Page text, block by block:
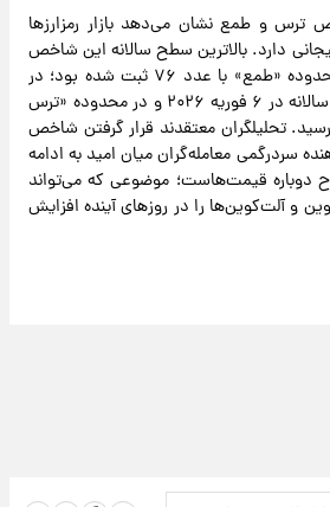
ترس و طمع نشان می‌دهد بازار رمزارزها
دارد. بالاترین سطح سالانه این شاخص
در ۲۳ می ۲۰۲۵ و در محدوده «طمع» با عدد ۷۶ ثبت شده بود؛ در
حالی که پایین‌ترین سطح سالانه در ۶ فوریه ۲۰۲۶ و در محدوده «ترس
۵ به ثبت رسید. تحلیلگران معتقدند قرار گرفتن شاخص
سردرگمی معامله‌گران میان امید به ادامه
دوباره قیمت‌هاست؛ موضوعی که می‌تواند
و آلت‌کوین‌ها را در روزهای آینده افزایش